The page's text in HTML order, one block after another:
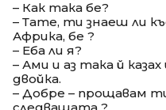
– Как така бе?
– Тате, ти знаеш ли
Африка, бе ?
– Еба ли я?
– Ами и аз така й
двойка.
– Добре – прощавам